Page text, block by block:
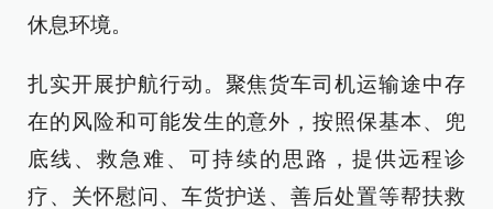
休息环境。
扎实开展护航行动。聚焦货车司机运输途中存
在的风险和可能发生的意外，按照保基本、兜
底线、救急难、可持续的思路，提供远程诊
疗、关怀慰问、车货护送、善后处置等帮扶救